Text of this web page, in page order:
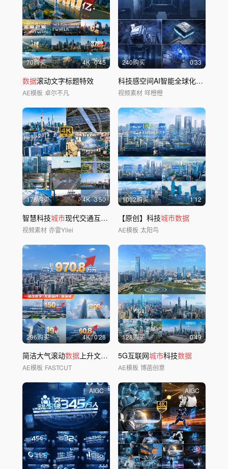
70购买 4K 0'45
数据滚动文字标题特效
AE模板 卓尔不凡
240购买 0'33
科技感空间AI智能全球化_视频素材
视频素材 咩橙橙
178购买 4K 3'50
智慧科技城市现代交通互联网5G 数字城市
视频素材 亦雷Yilei
1002购买 1'12
【原创】科技城市数据
AE模板 太阳鸟
296购买 4K 0'28
简洁大气滚动数据 上升文字标题26
AE模板 FASTCUT
128购买 0'49
5G互联网城市科技数据
AE模板 博菡创意
AIGC AIGC